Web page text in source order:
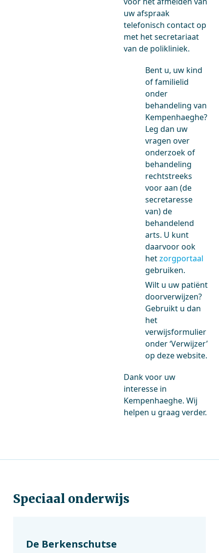
uw afspraak
telefonisch contact op
met het secretariaat
van de polikliniek.
Bent u, uw kind
of familielid
onder
behandeling van
Kempenhaeghe?
Leg dan uw
vragen over
onderzoek of
behandeling
rechtstreeks
voor aan (de
secretaresse
van) de
behandelend
arts. U kunt
daarvoor ook
hetzorgportaal
gebruiken.
Wilt u uw patiënt
doorverwijzen?
Gebruikt u dan
het
verwijsformulier
onder ‘Verwijzer’
op deze website.
Dank voor uw
interesse in
Kempenhaeghe. Wij
helpen u graag verder.
Speciaal onderwijs
De Berkenschutse